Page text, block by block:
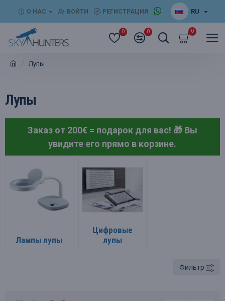
О НАС ВОЙТИ РЕГИСТРАЦИЯ RU
0 0 0
Лупы
Лупы
Заказ от 200€ = подарок для вас! 🎁 Вы
увидите его прямо в корзине.
Лампы лупы
Цифровые
лупы
Фильтр